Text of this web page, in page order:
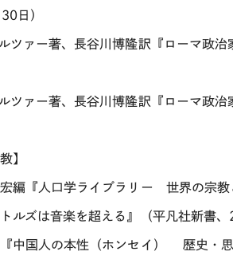
日）
ルツァー著、長谷川博隆訳『ローマ政
ルツァー著、長谷川博隆訳『ローマ
】
宏編『人口学ライブラリー 世界の宗
ルズは音楽を超える』（平凡社新書
『中国人の本性（ホンセイ） 歴史・